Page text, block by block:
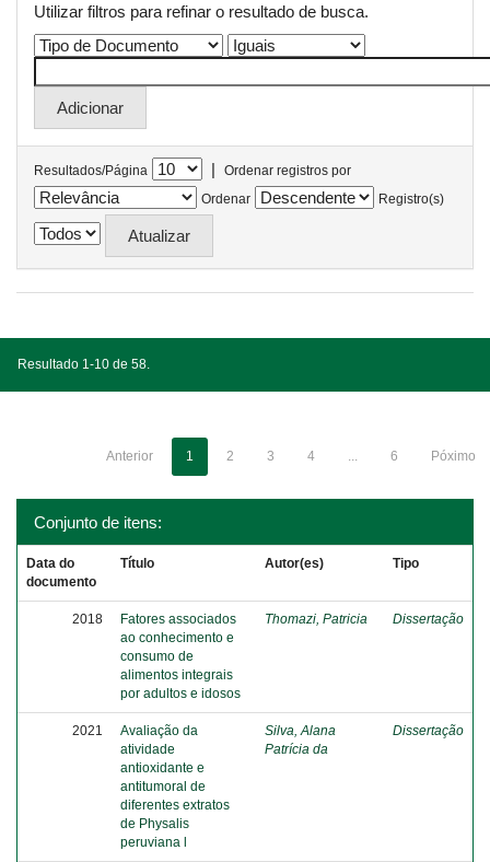
Utilizar filtros para refinar o resultado de busca.
Resultados/Página |
Ordenar registros por
Ordenar
Registro(s)
Resultado 1-10 de 58.
Anterior 1 2 3 4 ... 6 Póximo
Conjunto de itens:
Data do
documento
Título Autor(es) Tipo
2018
Fatores associados
ao conhecimento e
consumo de
alimentos integrais
por adultos e idosos
Thomazi, Patricia Dissertação
2021
Avaliação da
atividade
antioxidante e
antitumoral de
diferentes extratos
de Physalis
peruviana l
Silva, Alana
Patrícia da
Dissertação